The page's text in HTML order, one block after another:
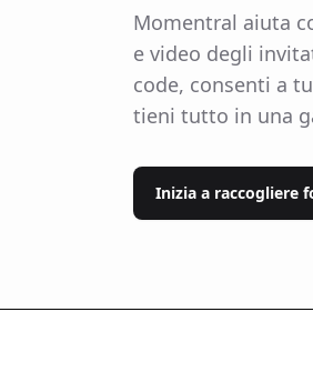
Momentral aiuta
e video degli
code, consenti a
tieni tutto in una
Inizia a raccogliere